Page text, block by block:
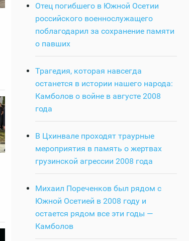
Отец погибшего в Южной Осетии
российского военнослужащего
поблагодарил за сохранение памяти
о павших
Трагедия, которая навсегда
останется в истории нашего народа:
Камболов о войне в августе 2008
года
В Цхинвале проходят траурные
мероприятия в память о жертвах
грузинской агрессии 2008 года
Михаил Пореченков был рядом с
Южной Осетией в 2008 году и
остается рядом все эти годы —
Камболов